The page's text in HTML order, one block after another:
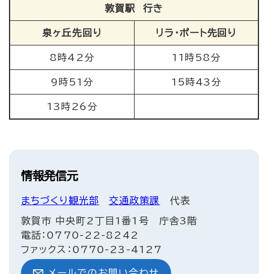
敦賀駅 行き
泉ヶ丘先回り リラ・ポート先回り
8時42分 11時58分
9時51分 15時43分
13時26分
情報発信元
まちづくり観光部 交通政策課 代表
敦賀市 中央町2丁目1番1号 庁舎3階
電話：0770-22-8242
ファックス：0770-23-4127